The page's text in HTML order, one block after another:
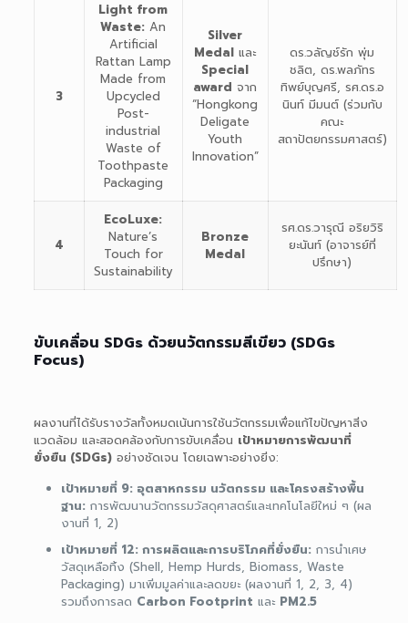
3
Light from
Waste: An
Artificial
Rattan Lamp
Made from
Upcycled
Post-
industrial
Waste of
Toothpaste
Packaging
Silver
Medal และ
Special
award จาก
“Hongkong
Deligate
Youth
Innovation”
ดร.วลัญช์รัก พุ่ม
ชลิต, ดร.พลภัทร
ทิพย์บุญศรี, รศ.ดร.อ
นินท์ มีมนต์ (ร่วมกับ
คณะ
สถาปัตยกรรมศาสตร์)
4
EcoLuxe:
Nature’s
Touch for
Sustainability
Bronze
Medal
รศ.ดร.วารุณี อริยวิริ
ยะนันท์ (อาจารย์ที่
ปรึกษา)
ขับเคลื่อน SDGs ด้วยนวัตกรรมสีเขียว (SDGs
Focus)
ผลงานที่ได้รับรางวัลทั้งหมดเน้นการใช้นวัตกรรมเพื่อแก้ไขปัญหาสิ่ง
แวดล้อม และสอดคล้องกับการขับเคลื่อน เป้าหมายการพัฒนาที่
ยั่งยืน (SDGs)อย่างชัดเจน โดยเฉพาะอย่างยิ่ง:
เป้าหมายที่ 9: อุตสาหกรรม นวัตกรรม และโครงสร้างพื้น
ฐาน: การพัฒนานวัตกรรมวัสดุศาสตร์และเทคโนโลยีใหม่ ๆ (ผล
งานที่ 1, 2)
เป้าหมายที่ 12: การผลิตและการบริโภคที่ยั่งยืน: การนำเศษ
วัสดุเหลือทิ้ง (Shell, Hemp Hurds, Biomass, Waste
Packaging) มาเพิ่มมูลค่าและลดขยะ (ผลงานที่ 1, 2, 3, 4)
รวมถึงการลด Carbon Footprint และ PM2.5